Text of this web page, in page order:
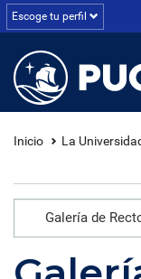
Escoge tu perfil
Inicio La